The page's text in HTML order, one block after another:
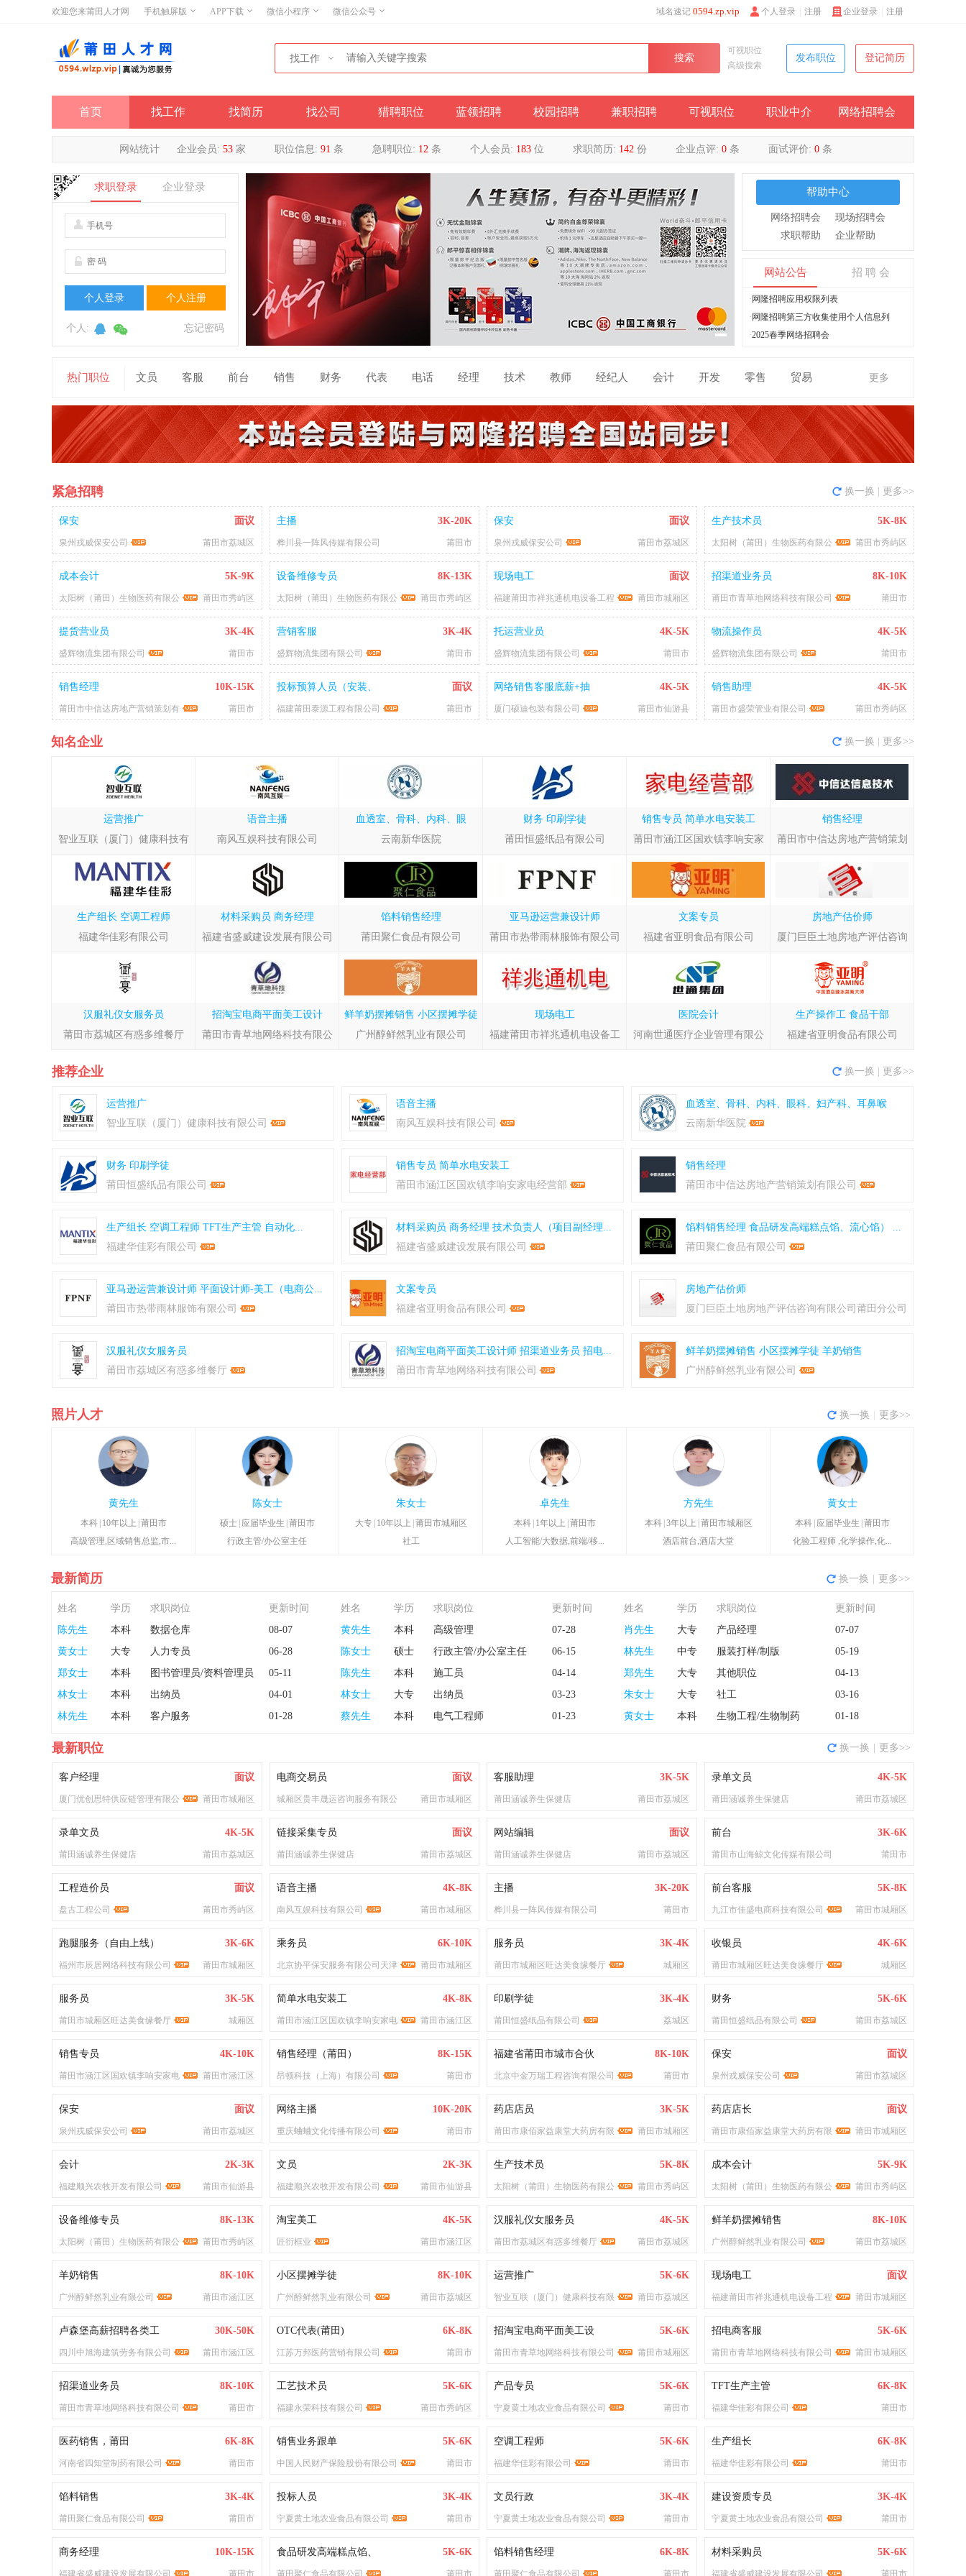
欢迎您来莆田人才网 手机触屏版 APP下载 微信小程序 微信公众号 企业登录 注册
个人登录 注册
域名速记 0594.zp.vip
搜索
可视职位
高级搜索
发布职位 登记简历
首页 找工作 找简历 找公司 猎聘职位 蓝领招聘 校园招聘 兼职招聘 可视职位 职业中介 网络招聘会
网站统计 企业会员: 53 家 职位信息: 91 条 急聘职位: 12 条 个人会员: 183 位 求职简历: 142 份 企业点评: 0 条 面试评价: 0 条
求职登录 企业登录
个人登录 个人注册
个人: 忘记密码 1
帮助中心
网络招聘会
现场招聘会
求职帮助
企业帮助
网站公告 招 聘 会
· 网隆招聘应用权限列表
· 网隆招聘第三方收集使用个人信息列
·2025春季网络招聘会
热门职位 文员 客服 前台 销售 财务 代表 电话 经理 技术 教师 经纪人 会计 开发 零售 贸易 更多
紧急招聘 换一换 更多>>
保安 面议
泉州戎威保安公司 莆田市荔城区
主播 3K-20K
桦川县一阵风传媒有限公司 莆田市
保安 面议
泉州戎威保安公司 莆田市荔城区
生产技术员 5K-8K
太阳树（莆田）生物医药有限公 莆田市秀屿区
成本会计 5K-9K
太阳树（莆田）生物医药有限公 莆田市秀屿区
设备维修专员 8K-13K
太阳树（莆田）生物医药有限公 莆田市秀屿区
现场电工 面议
福建莆田市祥兆通机电设备工程 莆田市城厢区
招渠道业务员 8K-10K
莆田市青草地网络科技有限公司 莆田市
提货营业员 3K-4K
盛辉物流集团有限公司 莆田市
营销客服 3K-4K
盛辉物流集团有限公司 莆田市
托运营业员 4K-5K
盛辉物流集团有限公司 莆田市
物流操作员 4K-5K
盛辉物流集团有限公司 莆田市
销售经理 10K-15K
莆田市中信达房地产营销策划有 莆田市
投标预算人员（安装、 面议
福建莆田泰源工程有限公司 莆田市
网络销售客服底薪+抽 4K-5K
厦门硕迪包装有限公司 莆田市仙游县
销售助理 4K-5K
莆田市盛荣管业有限公司 莆田市秀屿区
知名企业 换一换 更多>>
运营推广
智业互联（厦门）健康科技有
语音主播
南风互娱科技有限公司
血透室、骨科、内科、眼
云南新华医院
财务 印刷学徒
莆田恒盛纸品有限公司
销售专员 简单水电安装工
莆田市涵江区国欢镇李响安家
销售经理
莆田市中信达房地产营销策划
生产组长 空调工程师
福建华佳彩有限公司
材料采购员 商务经理
福建省盛威建设发展有限公司
馅料销售经理
莆田聚仁食品有限公司
亚马逊运营兼设计师
莆田市热带雨林服饰有限公司
文案专员
福建省亚明食品有限公司
房地产估价师
厦门巨臣土地房地产评估咨询
汉服礼仪女服务员
莆田市荔城区有惑多维餐厅
招淘宝电商平面美工设计
莆田市青草地网络科技有限公
鲜羊奶摆摊销售 小区摆摊学徒
广州醇鲜然乳业有限公司
现场电工
福建莆田市祥兆通机电设备工
医院会计
河南世通医疗企业管理有限公
生产操作工 食品干部
福建省亚明食品有限公司
推荐企业 换一换 更多>>
运营推广
智业互联（厦门）健康科技有限公司
语音主播
南风互娱科技有限公司
血透室、骨科、内科、眼科、妇产科、耳鼻喉
科、...
云南新华医院
财务 印刷学徒
莆田恒盛纸品有限公司
销售专员 简单水电安装工
莆田市涵江区国欢镇李响安家电经营部
销售经理
莆田市中信达房地产营销策划有限公司
生产组长 空调工程师 TFT生产主管 自动化...
福建华佳彩有限公司
材料采购员 商务经理 技术负责人（项目副经理...
福建省盛威建设发展有限公司
馅料销售经理 食品研发高端糕点馅、流心馅）
...
莆田聚仁食品有限公司
亚马逊运营兼设计师 平面设计师-美工（电商公...
莆田市热带雨林服饰有限公司
文案专员
福建省亚明食品有限公司
房地产估价师
厦门巨臣土地房地产评估咨询有限公司莆田分公司
汉服礼仪女服务员
莆田市荔城区有惑多维餐厅
招淘宝电商平面美工设计师 招渠道业务员 招电...
莆田市青草地网络科技有限公司
鲜羊奶摆摊销售 小区摆摊学徒 羊奶销售
广州醇鲜然乳业有限公司
照片人才 换一换 更多>>
黄先生
本科 10年以上 莆田市
高级管理,区域销售总监,市...
陈女士
硕士 应届毕业生 莆田市
行政主管/办公室主任
朱女士
大专 10年以上 莆田市城厢区
社工
卓先生
本科 1年以上 莆田市
人工智能/大数据,前端/移...
方先生
本科 3年以上 莆田市城厢区
酒店前台,酒店大堂
黄女士
本科 应届毕业生 莆田市
化验工程师 ,化学操作,化...
最新简历 换一换 更多>>
姓名 学历 求职岗位 更新时间 姓名 学历 求职岗位 更新时间 姓名 学历 求职岗位
更新时间
陈先生
本科 数据仓库 08-07 黄先生 本科 高级管理 07-28 肖先生 大专 产品经理
07-07
黄女士
大专 人力专员 06-28 陈女士 硕士 行政主管/办公室主任 06-15 林先生 中专 服装打样/制版
05-19
郑女士
本科 图书管理员/资料管理员 05-11 陈先生 本科 施工员 04-14 郑先生 大专 其他职位
04-13
林女士
本科 出纳员 04-01 林女士 大专 出纳员 03-23 朱女士 大专 社工
03-16
林先生
本科 客户服务 01-28 蔡先生 本科 电气工程师 01-23 黄女士 本科 生物工程/生物制药 01-18
最新职位 换一换 更多>>
客户经理 面议
厦门优创思特供应链管理有限公 莆田市城厢区
电商交易员 面议
城厢区贵丰晟运咨询服务有限公 莆田市城厢区
客服助理 3K-5K
莆田涵诚养生保健店 莆田市荔城区
录单文员 4K-5K
莆田涵诚养生保健店 莆田市荔城区
录单文员 4K-5K
莆田涵诚养生保健店 莆田市荔城区
链接采集专员 面议
莆田涵诚养生保健店 莆田市荔城区
网站编辑 面议
莆田涵诚养生保健店 莆田市荔城区
前台 3K-6K
莆田市山海鲸文化传媒有限公司 莆田市
工程造价员 面议
盘古工程公司 莆田市秀屿区
语音主播 4K-8K
南风互娱科技有限公司 莆田市城厢区
主播 3K-20K
桦川县一阵风传媒有限公司 莆田市
前台客服 5K-8K
九江市佳盛电商科技有限公司 莆田市城厢区
跑腿服务（自由上线） 3K-6K
福州市辰居网络科技有限公司 莆田市城厢区
乘务员 6K-10K
北京协平保安服务有限公司天津 莆田市城厢区
服务员 3K-4K
莆田市城厢区旺达美食缘餐厅 城厢区
收银员 4K-6K
莆田市城厢区旺达美食缘餐厅 城厢区
服务员 3K-5K
莆田市城厢区旺达美食缘餐厅 城厢区
简单水电安装工 4K-8K
莆田市涵江区国欢镇李响安家电 莆田市涵江区
印刷学徒 3K-4K
莆田恒盛纸品有限公司 荔城区
财务 5K-6K
莆田恒盛纸品有限公司 莆田市荔城区
销售专员 4K-10K
莆田市涵江区国欢镇李响安家电 莆田市涵江区
销售经理（莆田） 8K-15K
昂顿科技（上海）有限公司 莆田市
福建省莆田市城市合伙 8K-10K
北京中金万瑞工程咨询有限公司 莆田市
保安 面议
泉州戎威保安公司 莆田市荔城区
保安 面议
泉州戎威保安公司 莆田市荔城区
网络主播 10K-20K
重庆蛐蛐文化传播有限公司 莆田市
药店店员 3K-5K
莆田市康佰家益康堂大药房有限 莆田市城厢区
药店店长 面议
莆田市康佰家益康堂大药房有限 莆田市城厢区
会计 2K-3K
福建顺兴农牧开发有限公司 莆田市仙游县
文员 2K-3K
福建顺兴农牧开发有限公司 莆田市仙游县
生产技术员 5K-8K
太阳树（莆田）生物医药有限公 莆田市秀屿区
成本会计 5K-9K
太阳树（莆田）生物医药有限公 莆田市秀屿区
设备维修专员 8K-13K
太阳树（莆田）生物医药有限公 莆田市秀屿区
淘宝美工 4K-5K
匠衍框业 莆田市涵江区
汉服礼仪女服务员 4K-5K
莆田市荔城区有惑多维餐厅 莆田市荔城区
鲜羊奶摆摊销售 8K-10K
广州醇鲜然乳业有限公司 莆田市荔城区
羊奶销售 8K-10K
广州醇鲜然乳业有限公司 莆田市涵江区
小区摆摊学徒 8K-10K
广州醇鲜然乳业有限公司 莆田市荔城区
运营推广 5K-6K
智业互联（厦门）健康科技有限 莆田市荔城区
现场电工 面议
福建莆田市祥兆通机电设备工程 莆田市城厢区
卢森堡高薪招聘各类工 30K-50K
四川中旭海建筑劳务有限公司 莆田市涵江区
OTC代表(莆田) 6K-8K
江苏万邦医药营销有限公司 莆田市
招淘宝电商平面美工设 5K-6K
莆田市青草地网络科技有限公司 莆田市城厢区
招电商客服 5K-6K
莆田市青草地网络科技有限公司 莆田市城厢区
招渠道业务员 8K-10K
莆田市青草地网络科技有限公司 莆田市
工艺技术员 5K-6K
福建永荣科技有限公司 莆田市秀屿区
产品专员 5K-6K
宁夏黄土地农业食品有限公司 莆田市
TFT生产主管 6K-8K
福建华佳彩有限公司 莆田市
医药销售，莆田 6K-8K
河南省四知堂制药有限公司 莆田市
销售业务跟单 5K-6K
中国人民财产保险股份有限公司 莆田市
空调工程师 5K-6K
福建华佳彩有限公司 莆田市
生产组长 6K-8K
福建华佳彩有限公司 莆田市
馅料销售 3K-4K
莆田聚仁食品有限公司 莆田市
投标人员 3K-4K
宁夏黄土地农业食品有限公司 莆田市
文员行政 3K-4K
宁夏黄土地农业食品有限公司 莆田市
建设资质专员 3K-4K
宁夏黄土地农业食品有限公司 莆田市
商务经理 10K-15K
福建省盛威建设发展有限公司 莆田市
食品研发高端糕点馅、 5K-6K
莆田聚仁食品有限公司 莆田市
馅料销售经理 6K-8K
莆田聚仁食品有限公司 莆田市
材料采购员 5K-6K
福建省盛威建设发展有限公司 莆田市